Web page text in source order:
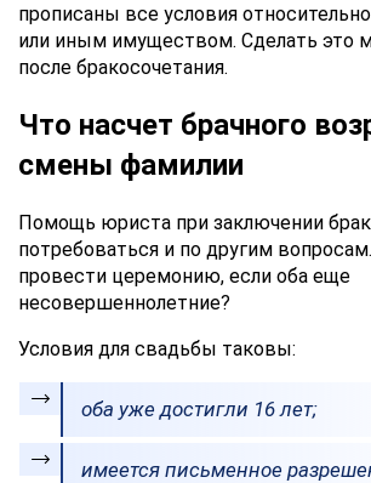
прописаны все условия
или иным имуществом. Сделать это
после бракосочетания.
Что насчет брачного
смены фамилии
Помощь юриста при заключении
потребоваться и по другим
провести церемонию, если оба еще
несовершеннолетние?
Условия для свадьбы таковы:
оба уже достигли 16 лет;
имеется письменное